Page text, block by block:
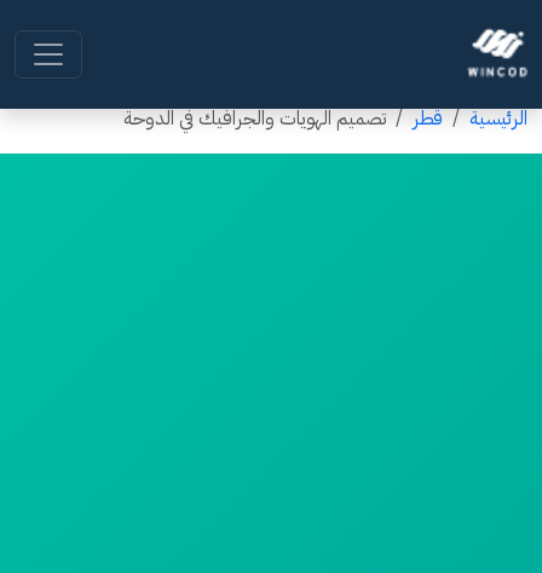
الرئيسية قطر تصميم الهويات والجرافيك في الدوحة